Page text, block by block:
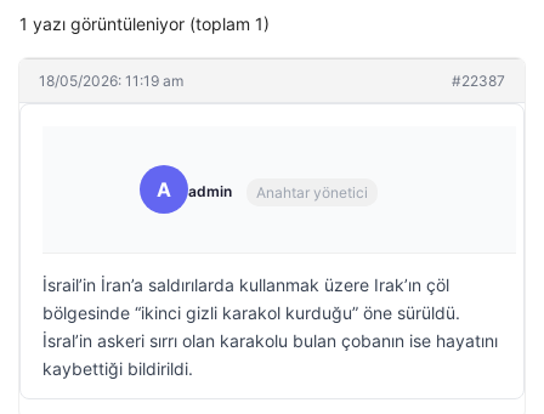
1 yazı görüntüleniyor (toplam 1)
18/05/2026: 11:19 am #22387
A admin Anahtar yönetici
İsrail’in İran’a saldırılarda kullanmak üzere Irak’ın çöl
bölgesinde “ikinci gizli karakol kurduğu” öne sürüldü.
İsral’in askeri sırrı olan karakolu bulan çobanın ise hayatını
kaybettiği bildirildi.